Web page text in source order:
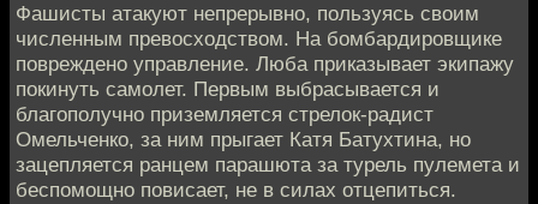
Фашисты атакуют непрерывно, пользуясь своим
численным превосходством. На бомбардировщике
повреждено управление. Люба приказывает экипажу
покинуть самолет. Первым выбрасывается и
благополучно приземляется стрелок-радист
Омельченко, за ним прыгает Катя Батухтина, но
зацепляется ранцем парашюта за турель пулемета и
беспомощно повисает, не в силах отцепиться.